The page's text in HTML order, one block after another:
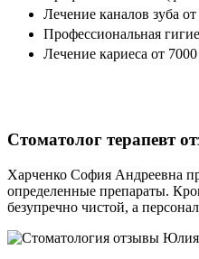
Лечение каналов зуба
Профессиональная
Лечение кариеса от
Стоматолог терапевт
Харченко София Андреевна
определенные препараты.
безупречно чистой, а
Юлия